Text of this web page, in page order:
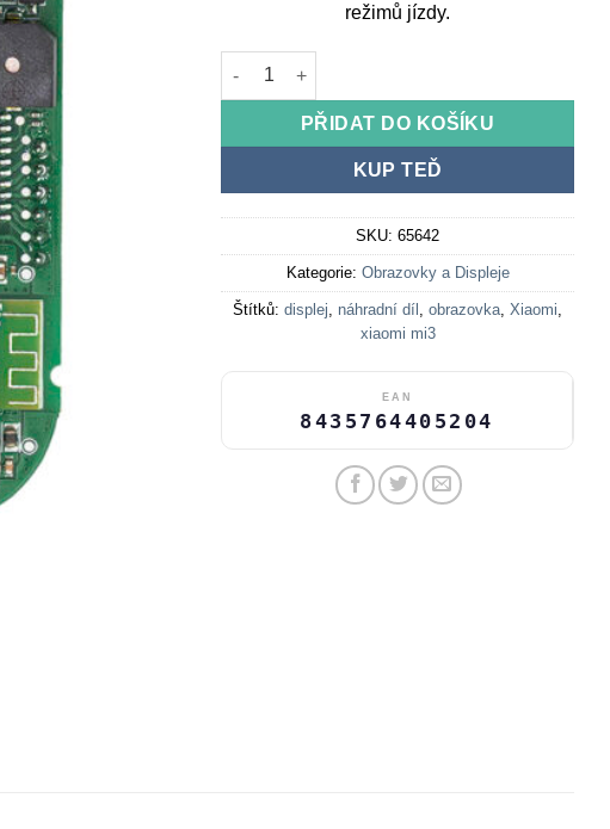
režimů jízdy.
Displej pro XIAOMI Mi3 množství
PŘIDAT DO KOŠÍKU
KUP TEĎ
SKU:65642
Kategorie: Obrazovky a Displeje
Štítků:displej, náhradní díl ,obrazovka,Xiaomi,
xiaomi mi3
EAN
8435764405204